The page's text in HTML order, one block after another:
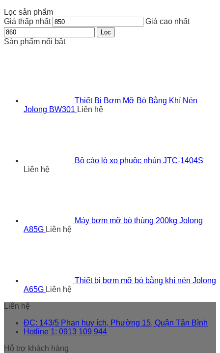
Lọc sản phẩm
Giá thấp nhất
Giá cao nhất
Lọc
Sản phẩm nổi bật
Thiết Bị Bơm Mỡ Bò Bằng Khí Nén
Jolong BW301 Liên hệ
Bộ cảo lò xo phuộc nhún JTC-1404S
Liên hệ
Máy bơm mỡ bò thùng 200kg Jolong
A85G Liên hệ
Thiết bị bơm mỡ bò bằng khí nén Jolong
A65G Liên hệ
Liên hệ
ĐC: 143/5 Phan huy ích, Phường 15, Quận Tân Bình
Hotline 1: 0913 109 944
Hỗ trợ khách hàng